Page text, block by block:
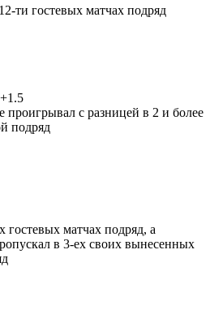
ти гостевых матчах подряд
проигрывал с разницей в 2 и более
подряд
матчах подряд, а
в 3-ех своих вынесенных